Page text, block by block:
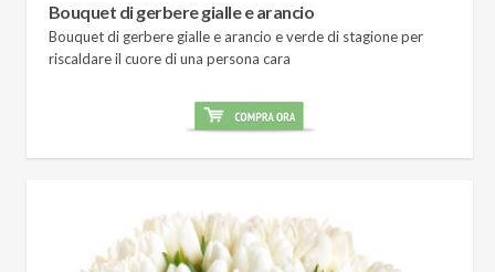
Bouquet di gerbere gialle e arancio
Bouquet di gerbere gialle e arancio e verde di stagione per
riscaldare il cuore di una persona cara